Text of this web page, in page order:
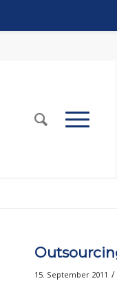
15. September 2011 /